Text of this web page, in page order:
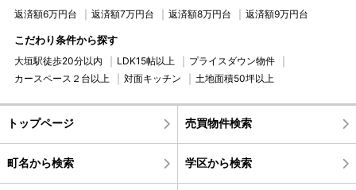
返済額6万円台 返済額7万円台 返済額8万円台 返済額9万円台
こだわり条件から探す
大垣駅徒歩20分以内 LDK15帖以上
プライスダウン物件
カースペース２台以上
対面キッチン 土地面積50坪以上
トップページ 売買物件検索
町名から検索 学区から検索